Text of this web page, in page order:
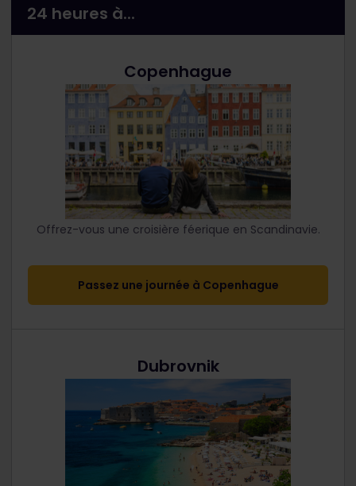
24 heures à...
Copenhague
Offrez-vous une croisière féerique en Scandinavie.
Passez une journée à Copenhague
Dubrovnik